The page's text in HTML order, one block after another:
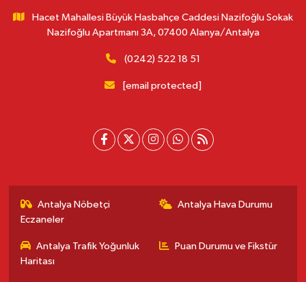
Hacet Mahallesi Büyük Hasbahçe Caddesi Nazifoğlu Sokak
Nazifoğlu Apartmanı 3A, 07400 Alanya/Antalya
(0242) 522 18 51
[email protected]
Antalya Nöbetçi
Eczaneler
Antalya Hava Durumu
Antalya Trafik Yoğunluk
Haritası
Puan Durumu ve Fikstür